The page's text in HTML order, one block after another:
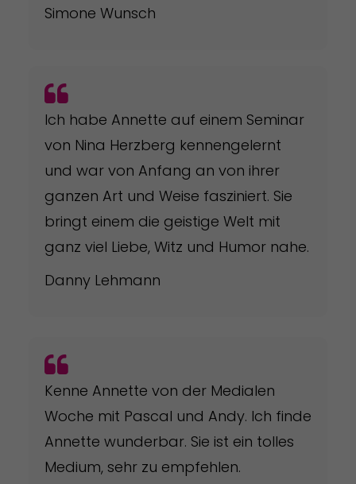
Simone Wunsch
Ich habe Annette auf einem Seminar
von Nina Herzberg kennengelernt
und war von Anfang an von ihrer
ganzen Art und Weise fasziniert. Sie
bringt einem die geistige Welt mit
ganz viel Liebe, Witz und Humor nahe.
Danny Lehmann
Kenne Annette von der Medialen
Woche mit Pascal und Andy. Ich finde
Annette wunderbar. Sie ist ein tolles
Medium, sehr zu empfehlen.